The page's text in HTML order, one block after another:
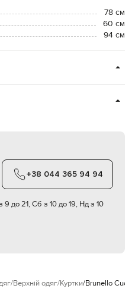
78 см
60 см
94 см
+38 044 365 94 94
9 до 21, Сб з 10 до 19, Нд з 10
Верхній одяг Куртки Brunello